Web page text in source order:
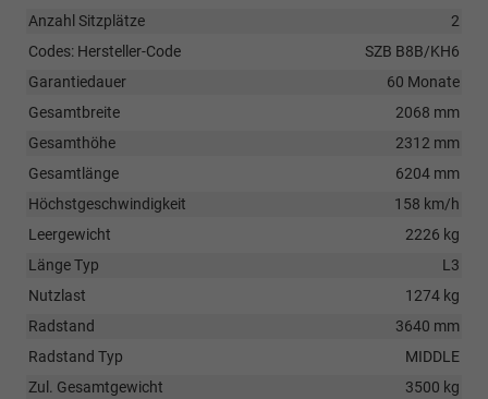
Anzahl Sitzplätze
2
Codes: Hersteller-Code
SZB B8B/KH6
Garantiedauer
60 Monate
Gesamtbreite
2068 mm
Gesamthöhe
2312 mm
Gesamtlänge
6204 mm
Höchstgeschwindigkeit
158 km/h
Leergewicht
2226 kg
Länge Typ
L3
Nutzlast
1274 kg
Radstand
3640 mm
Radstand Typ
MIDDLE
Zul. Gesamtgewicht
3500 kg